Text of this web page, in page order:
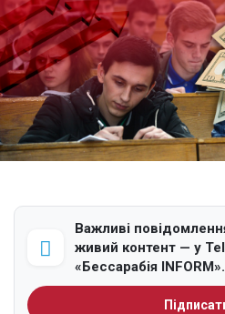
Важливі
живий контент — у
«Бессарабія INFORM».